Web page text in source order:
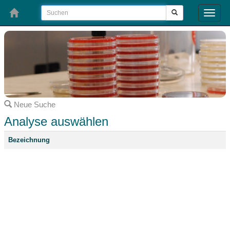
Toggle
Neue Suche
Analyse auswählen
Bezeichnung